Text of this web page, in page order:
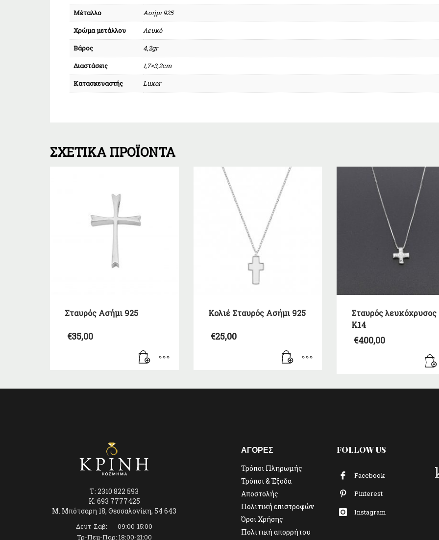
Μέταλλο
Ασήμι 925
Χρώμα μετάλλου
Λευκό
Βάρος
4,2gr
Διαστάσεις
1,7×3,2cm
Κατασκευαστής
Luxor
ΣΧΕΤΙΚΆ ΠΡΟΪΌΝΤΑ
Σταυρός Ασήμι 925
€35,00
Κολιέ Σταυρός Ασήμι 925
€25,00
Σταυρός λευκόχρυσος
Κ14
€400,00
T: 2310 822 593
K: 693 7777425
Μ. Μπότσαρη 18, Θεσσαλονίκη, 54 643
Δευτ-Σαβ: 09:00-15:00
Τρ-Πεμ-Παρ: 18:00-21:00
ΑΓΟΡΕΣ
Τρόποι Πληρωμής
Τρόποι & Έξοδα
Αποστολής
Πολιτική επιστροφών
Όροι Χρήσης
Πολιτική απορρήτου
FOLLOW US
Facebook
Pinterest
Instagram